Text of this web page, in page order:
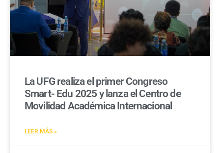
La UFG realiza el primer Congreso
Smart- Edu 2025 y lanza el Centro de
Movilidad Académica Internacional
LEER MÁS »